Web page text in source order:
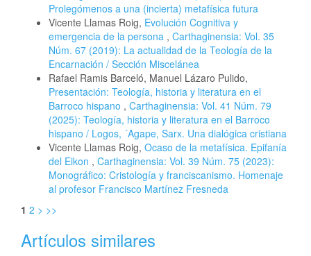
Prolegómenos a una (incierta) metafísica futura
Vicente Llamas Roig, Evolución Cognitiva y
emergencia de la persona , Carthaginensia: Vol. 35
Núm. 67 (2019): La actualidad de la Teología de la
Encarnación / Sección Miscelánea
Rafael Ramis Barceló, Manuel Lázaro Pulido,
Presentación: Teología, historia y literatura en el
Barroco hispano , Carthaginensia: Vol. 41 Núm. 79
(2025): Teología, historia y literatura en el Barroco
hispano / Logos, ´Agape, Sarx. Una dialógica cristiana
Vicente Llamas Roig, Ocaso de la metafísica. Epifanía
del Eikon , Carthaginensia: Vol. 39 Núm. 75 (2023):
Monográfico: Cristología y franciscanismo. Homenaje
al profesor Francisco Martínez Fresneda
1 2 > >>
Artículos similares